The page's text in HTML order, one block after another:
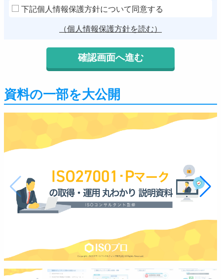
下記個人情報保護方針について同意する
（個人情報保護方針を読む）
資料の一部を大公開